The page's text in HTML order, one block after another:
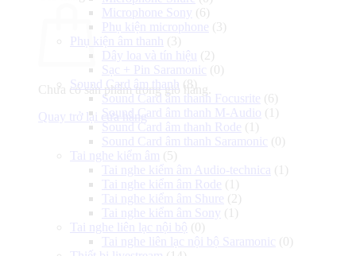
Chưa có sản phẩm trong giỏ hàng.
Quay trở lại cửa hàng
Microphone Sony (6)
Phụ kiện microphone (3)
Phụ kiện âm thanh
(3)
Dây loa và tín hiệu
(2)
Sạc + Pin Saramonic (0)
Sound Card âm thanh (8)
Sound Card âm thanh Focusrite (6)
Sound Card âm thanh M-Audio (1)
Sound Card âm thanh Rode (1)
Sound Card âm thanh Saramonic (0)
Tai nghe kiểm âm (5)
Tai nghe kiểm âm Audio-technica (1)
Tai nghe kiểm âm Rode (1)
Tai nghe kiểm âm Shure (2)
Tai nghe kiểm âm Sony (1)
Tai nghe liên lạc nội bộ (0)
Tai nghe liên lạc nội bộ Saramonic (0)